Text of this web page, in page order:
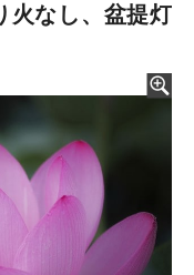
火なし、盆提灯